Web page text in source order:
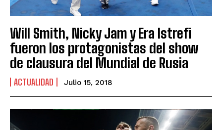
Will Smith, Nicky Jam y Era Istrefi
fueron los protagonistas del show
de clausura del Mundial de Rusia
ACTUALIDAD Julio 15, 2018